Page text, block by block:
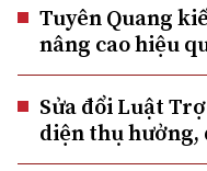
Tuyên Quang
nâng cao hiệu
Sửa đổi Luật
diện thụ hưởng,